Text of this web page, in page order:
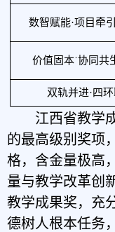
数智赋能·项目牵
价值固本˙协同共
双轨并进·四
江西省教学
的最高级别奖项，
格，含金量极高
量与教学改革创
教学成果奖，充
德树人根本任务